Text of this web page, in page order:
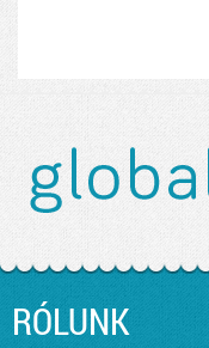
RÓLUNK